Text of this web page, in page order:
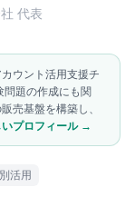
代表
ウント活用支援チ
問題の作成にも関
売基盤を構築し、
プロフィール →
活用